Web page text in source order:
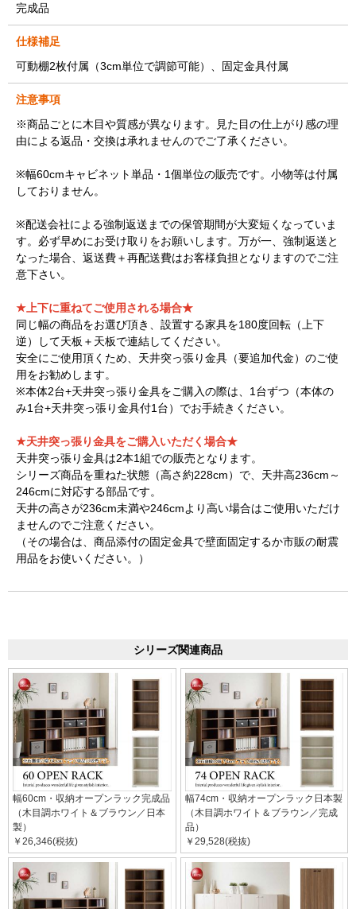
完成品
仕様補足
可動棚2枚付属（3cm単位で調節可能）、固定金具付属
注意事項
※商品ごとに木目や質感が異なります。見た目の仕上がり感の理
由による返品・交換は承れませんのでご了承ください。
※幅60cmキャビネット単品・1個単位の販売です。小物等は付属
しておりません。
※配送会社による強制返送までの保管期間が大変短くなっていま
す。必ず早めにお受け取りをお願いします。万が一、強制返送と
なった場合、返送費＋再配送費はお客様負担となりますのでご注
意下さい。
★上下に重ねてご使用される場合★
同じ幅の商品をお選び頂き、設置する家具を180度回転（上下
逆）して天板＋天板で連結してください。
安全にご使用頂くため、天井突っ張り金具（要追加代金）のご使
用をお勧めします。
※本体2台+天井突っ張り金具をご購入の際は、1台ずつ（本体の
み1台+天井突っ張り金具付1台）でお手続きください。
★天井突っ張り金具をご購入いただく場合★
天井突っ張り金具は2本1組での販売となります。
シリーズ商品を重ねた状態（高さ約228cm）で、天井高236cm～
246cmに対応する部品です。
天井の高さが236cm未満や246cmより高い場合はご使用いただけ
ませんのでご注意ください。
（その場合は、商品添付の固定金具で壁面固定するか市販の耐震
用品をお使いください。）
シリーズ関連商品
幅60cm・収納オープンラック完成品
（木目調ホワイト＆ブラウン／日本
製）
￥26,346(税抜)
幅74cm・収納オープンラック日本製
（木目調ホワイト＆ブラウン／完成
品）
￥29,528(税抜)